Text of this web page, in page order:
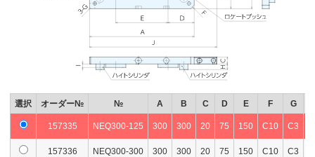
選択 オーダー№ № A B C D E F G
157335 NEQ300-125 300 300 20 75 150 C10 C3
157336 NEQ300-300 300 300 20 75 150 C10 C3